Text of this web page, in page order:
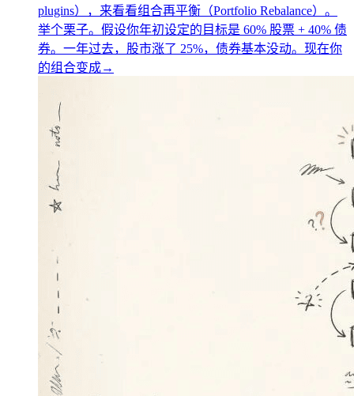
plugins），来看看组合再平衡（Portfolio Rebalance）。
举个栗子。假设你年初设定的目标是 60% 股票 + 40% 债
券。一年过去，股市涨了 25%，债券基本没动。现在你
的组合变成→